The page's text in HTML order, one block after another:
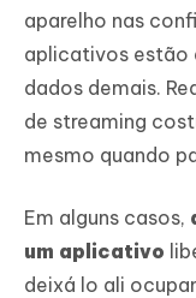
aparelho nas
aplicativos estão
dados demais.
de streaming
mesmo quando
Em alguns casos,
um aplicativo
deixá lo ali